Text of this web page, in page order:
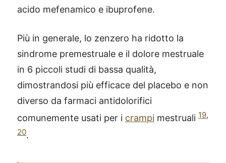
acido mefenamico e ibuprofene.
Più in generale, lo zenzero ha ridotto la
sindrome premestruale e il dolore mestruale
in 6 piccoli studi di bassa qualità,
dimostrandosi più efficace del placebo e non
diverso da farmaci antidolorifici
comunemente usati per i crampi mestruali 19,
20.